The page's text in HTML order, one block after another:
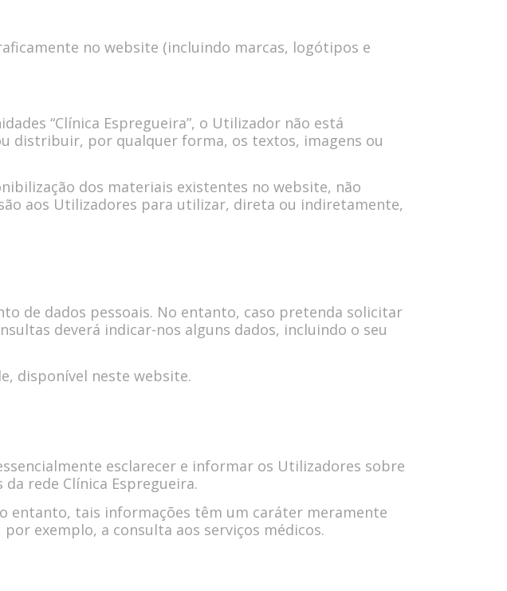
no website (incluindo marcas, logótipos e
“Clínica Espregueira”, o Utilizador não está
distribuir, por qualquer forma, os textos, imagens ou
dos materiais existentes no website, não
aos Utilizadores para utilizar, direta ou indiretamente,
de dados pessoais. No entanto, caso pretenda solicitar
deverá indicar-nos alguns dados, incluindo o seu
disponível neste website.
esclarecer e informar os Utilizadores sobre
rede Clínica Espregueira.
entanto, tais informações têm um caráter meramente
exemplo, a consulta aos serviços médicos.